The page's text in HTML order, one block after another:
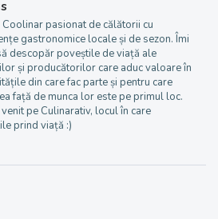
pasionat de călătorii cu
gastronomice locale și de sezon. Îmi
descopăr poveștile de viață ale
și producătorilor care aduc valoare în
din care fac parte și pentru care
față de munca lor este pe primul loc.
pe Culinarativ, locul în care
prind viață :)